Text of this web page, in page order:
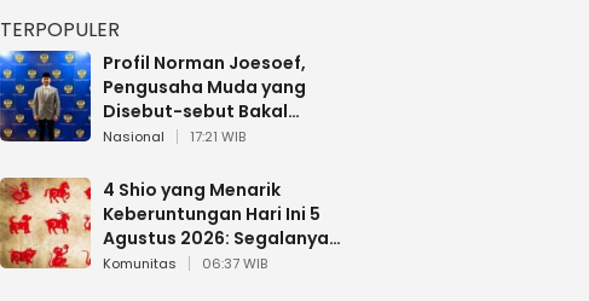
TERPOPULER
Profil Norman Joesoef,
Pengusaha Muda yang
Disebut-sebut Bakal
Dilantik Jadi Wamenhan RI
Nasional 17:21 WIB
4 Shio yang Menarik
Keberuntungan Hari Ini 5
Agustus 2026: Segalanya
Berjalan Lancar
Komunitas 06:37 WIB